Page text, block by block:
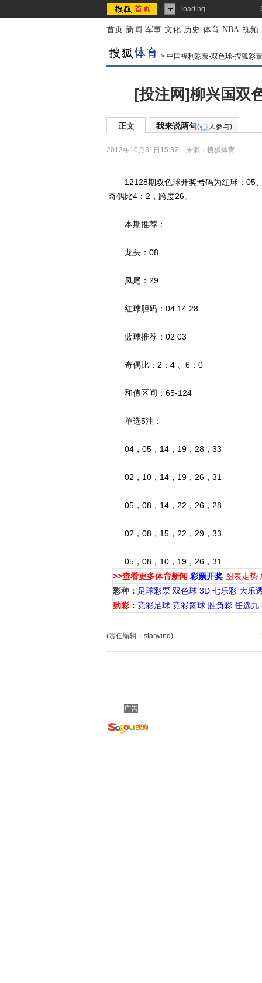
loading...
首页-新闻-军事-文化-历史-体育-NBA-视频-
> 中国福利彩票-双色球-搜狐彩票
[投注网]柳兴国双
正文 我来说两句( 人参与)
2012年10月31日15:37 来源： 搜狐体育
12128期双色球开奖号码为红球：05、
奇偶比4：2，跨度26。
本期推荐：
龙头：08
凤尾：29
红球胆码：04 14 28
蓝球推荐：02 03
奇偶比：2：4 、6：0
和值区间：65-124
单选5注：
04，05，14，19，28，33
02，10，14，19，26，31
05，08，14，22，26，28
02，08，15，22，29，33
05，08，10，19，26，31
>>查看更多体育新闻 彩票开奖 图表走势
彩种： 足球彩票 双色球 3D 七乐彩 大乐
购彩 ： 竞彩足球 竞彩篮球 胜负彩 任选九
(责任编辑：starwind)
广告